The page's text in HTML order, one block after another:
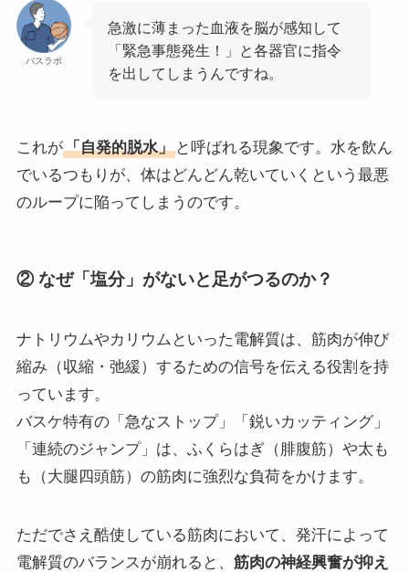
バスラボ
急激に薄まった血液を脳が感知して
「緊急事態発生！」と各器官に指令
を出してしまうんですね。
これが「自発的脱水」と呼ばれる現象です。水を飲ん
でいるつもりが、体はどんどん乾いていくという最悪
のループに陥ってしまうのです。
② なぜ「塩分」がないと足がつるのか？
ナトリウムやカリウムといった電解質は、筋肉が伸び
縮み（収縮・弛緩）するための信号を伝える役割を持
っています。
バスケ特有の「急なストップ」「鋭いカッティング」
「連続のジャンプ」は、ふくらはぎ（腓腹筋）や太も
も（大腿四頭筋）の筋肉に強烈な負荷をかけます。
ただでさえ酷使している筋肉において、発汗によって
電解質のバランスが崩れると、 筋肉の神経興奮が抑え